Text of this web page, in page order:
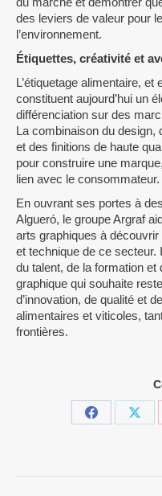
des leviers de valeur pour
l’environnement.
Étiquettes, créativité et
L’étiquetage alimentaire,
constituent aujourd’hui un
différenciation sur des
La combinaison du design,
et des finitions de haute
pour construire une
lien avec le consommateur.
En ouvrant ses portes à
Algueró, le groupe Argraf
arts graphiques à
et technique de ce secteur.
du talent, de la formation et
graphique qui souhaite
d’innovation, de qualité et
alimentaires et viticoles,
frontières.
Share